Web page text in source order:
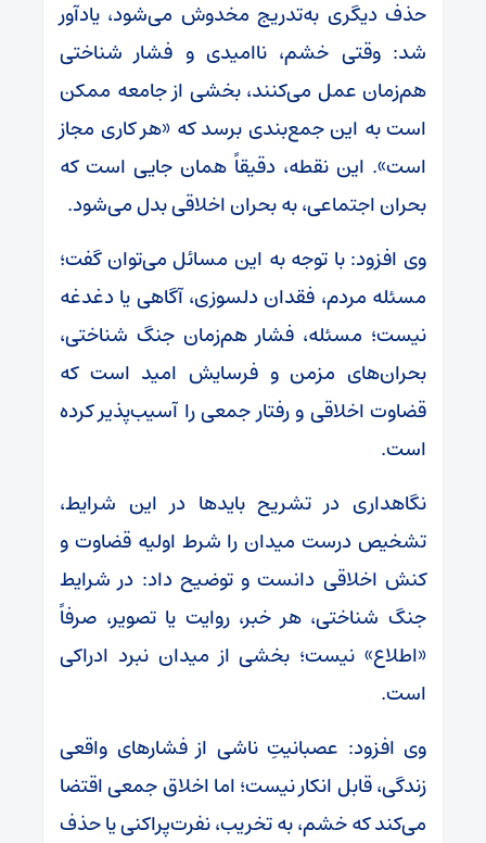
حذف دیگری به‌تدریج مخدوش می‌شود، یادآور
شد: وقتی خشم، ناامیدی و فشار شناختی
هم‌زمان عمل می‌کنند، بخشی از جامعه ممکن
است به این جمع‌بندی برسد که «هر کاری مجاز
است». این نقطه، دقیقاً همان جایی است که
بحران اجتماعی، به بحران اخلاقی بدل می‌شود.
وی افزود: با توجه به این مسائل می‌توان گفت؛
مسئله مردم، فقدان دلسوزی، آگاهی یا دغدغه
نیست؛ مسئله، فشار هم‌زمان جنگ شناختی،
بحران‌های مزمن و فرسایش امید است که
قضاوت اخلاقی و رفتار جمعی را آسیب‌پذیر کرده
است.
نگاهداری در تشریح بایدها در این شرایط،
تشخیص درست میدان را شرط اولیه‌ قضاوت و
کنش اخلاقی دانست و توضیح داد: در شرایط
جنگ شناختی، هر خبر، روایت یا تصویر، صرفاً
«اطلاع» نیست؛ بخشی از میدان نبرد ادراکی
است.
وی افزود: عصبانیتِ ناشی از فشارهای واقعی
زندگی، قابل انکار نیست؛ اما اخلاق جمعی اقتضا
می‌کند که خشم، به تخریب، نفرت‌پراکنی یا حذف